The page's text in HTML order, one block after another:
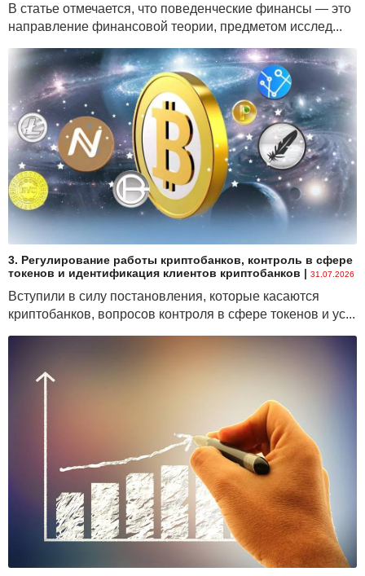
В статье отмечается, что поведенческие финансы — это
направление финансовой теории, предметом исслед...
3. Регулирование работы криптобанков, контроль в сфере
токенов и идентификация клиентов криптобанков | 31.07.2026
Вступили в силу постановления, которые касаются
криптобанков, вопросов контроля в сфере токенов и ус...